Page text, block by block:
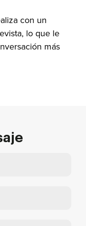
con un
lo que le
más